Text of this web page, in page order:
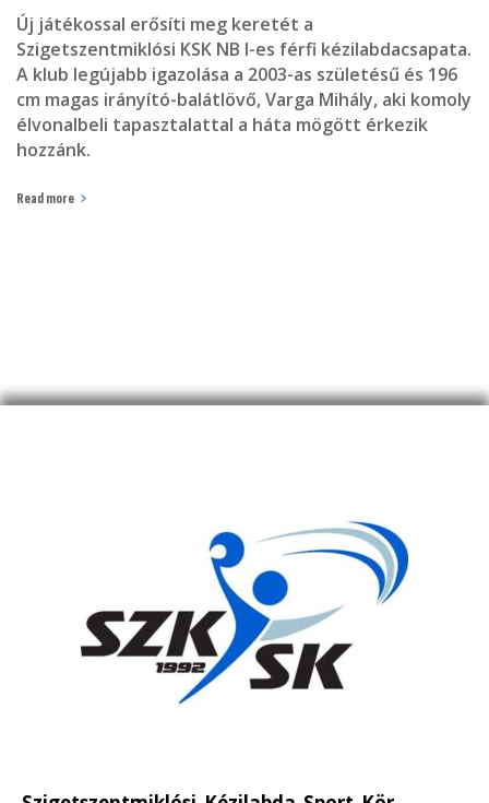
Új játékossal erősíti meg keretét a
Szigetszentmiklósi KSK NB I-es férfi kézilabdacsapata.
A klub legújabb igazolása a 2003-as születésű és 196
cm magas irányító-balátlövő, Varga Mihály, aki komoly
élvonalbeli tapasztalattal a háta mögött érkezik
hozzánk.
Read more